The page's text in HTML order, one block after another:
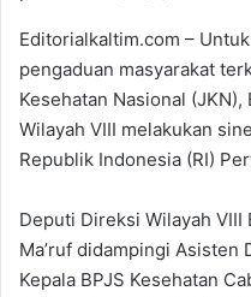
Editorialkaltim.com –
pengaduan masyarakat
Kesehatan Nasional
Wilayah VIII melakukan
Republik Indonesia (RI)
Deputi Direksi Wilayah VIII
Ma’ruf didampingi Asisten
Kepala BPJS Kesehatan